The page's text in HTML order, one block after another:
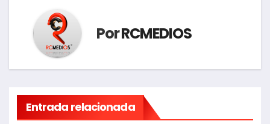
PorRCMEDIOS
Entrada relacionada